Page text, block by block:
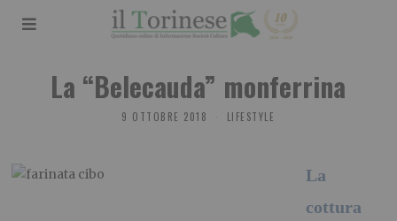
La “Belecauda” monferrina
9 OTTOBRE 2018 LIFESTYLE
La
cottura